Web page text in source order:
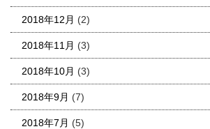
2018年12月 (2)
2018年11月 (3)
2018年10月 (3)
2018年9月 (7)
2018年7月 (5)